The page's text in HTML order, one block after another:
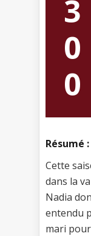
3
0
0
Résumé :
Cette
dans la
Nadia
entendu
mari